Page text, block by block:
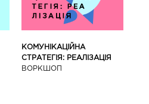
КОМУНІКАЦІЙНА
СТРАТЕГІЯ: РЕАЛІЗАЦІЯ
ВОРКШОП